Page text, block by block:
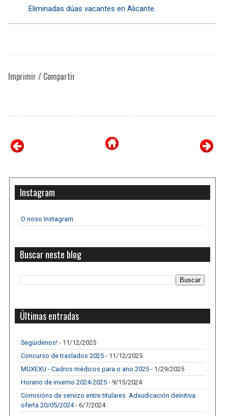
Eliminadas dúas vacantes en Alicante.
Imprimir / Compartir
Instagram
O noso Instagram
Buscar neste blog
Últimas entradas
Segúidenos! - 11/12/2025
Concurso de traslados 2025 - 11/12/2025
MUXEXU - Cadros médicos para o ano 2025 - 1/29/2025
Horario de inverno 2024-2025 - 9/15/2024
Comisións de servizo entre titulares. Adxudicación deinitiva
oferta 20/05/2024- 6/7/2024